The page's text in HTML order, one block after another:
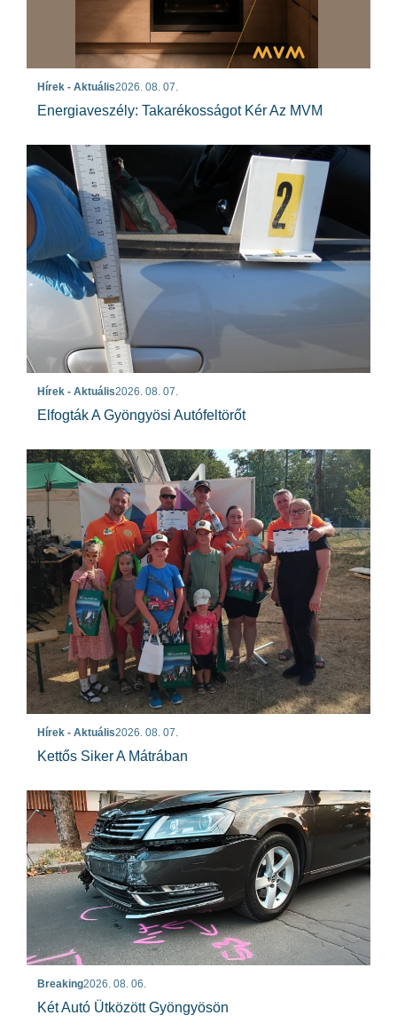
Hírek - Aktuális2026. 08. 07.
Energiaveszély: Takarékosságot Kér Az MVM
Hírek - Aktuális2026. 08. 07.
Elfogták A Gyöngyösi Autófeltörőt
Hírek - Aktuális2026. 08. 07.
Kettős Siker A Mátrában
Breaking2026. 08. 06.
Két Autó Ütközött Gyöngyösön